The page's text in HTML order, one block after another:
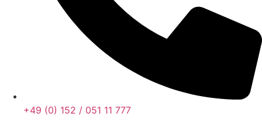
+49 (0) 152 / 051 11 777